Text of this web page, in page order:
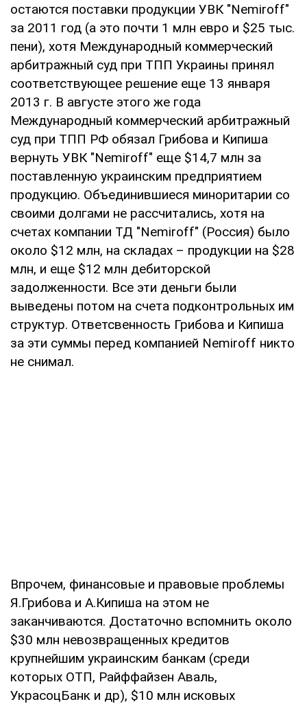
остаются поставки продукции УВК "Nemiroff"
за 2011 год (а это почти 1 млн евро и $25 тыс.
пени), хотя Международный коммерческий
арбитражный суд при ТПП Украины принял
соответствующее решение еще 13 января
2013 г. В августе этого же года
Международный коммерческий арбитражный
суд при ТПП РФ обязал Грибова и Кипиша
вернуть УВК "Nemiroff" еще $14,7 млн за
поставленную украинским предприятием
продукцию. Объединившиеся миноритарии со
своими долгами не рассчитались, хотя на
счетах компании ТД "Nemiroff" (Россия) было
около $12 млн, на складах – продукции на $28
млн, и еще $12 млн дебиторской
задолженности. Все эти деньги были
выведены потом на счета подконтрольных им
структур. Ответсвенность Грибова и Кипиша
за эти суммы перед компанией Nemiroff никто
не снимал.
Впрочем, финансовые и правовые проблемы
Я.Грибова и А.Кипиша на этом не
заканчиваются. Достаточно вспомнить около
$30 млн невозвращенных кредитов
крупнейшим украинским банкам (среди
которых ОТП, Райффайзен Аваль,
УкрасоцБанк и др), $10 млн исковых